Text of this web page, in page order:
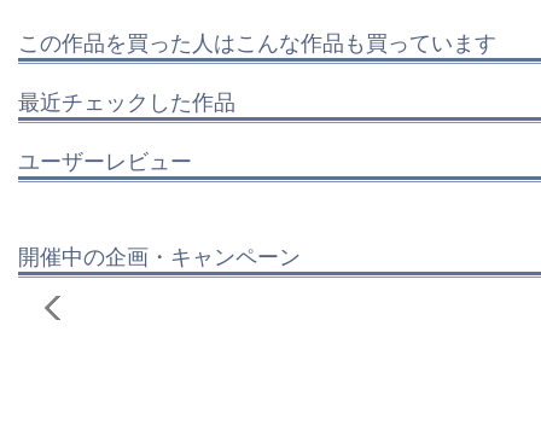
この作品を買った人はこんな作品も買っています
最近チェックした作品
ユーザーレビュー
開催中の企画・キャンペーン